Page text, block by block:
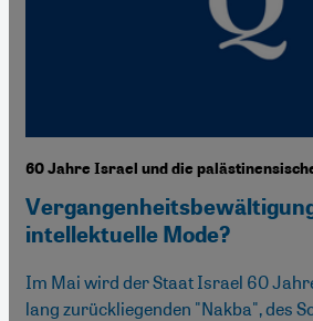
60 Jahre Israel und die
intellektuelle Mode?
Im Mai wird der Staat Israel 60
lang zurückliegenden "Nakba", des